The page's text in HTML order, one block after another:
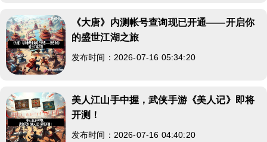
《大唐》内测帐号查询现已开通——开启你
的盛世江湖之旅
发布时间：2026-07-16 05:34:20
美人江山手中握，武侠手游《美人记》即将
开测！
发布时间：2026-07-16 04:40:20